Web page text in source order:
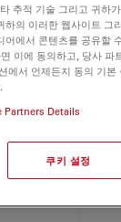
contact us to
추적 기술 그리고 귀하
하의 이러한 웹사이트
어에서 콘텐츠를 공유할
이에 동의하고, 당사
에서 언제든지 동의 기
Partners Details
쿠키 설정